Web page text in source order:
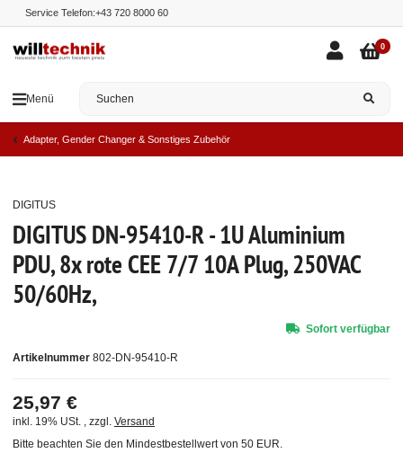
Service Telefon:+43 720 8000 60
Menü
0
Adapter, Gender Changer & Sonstiges Zubehör
DIGITUS DN-95410-R - 1U Aluminium
PDU, 8x rote CEE 7/7 10A Plug, 250VAC
50/60Hz,
Artikelnummer 802-DN-95410-R
DIGITUS
25,97 €
inkl. 19% USt. , zzgl. Versand
Bitte beachten Sie den Mindestbestellwert von 50 EUR.
Sofort verfügbar